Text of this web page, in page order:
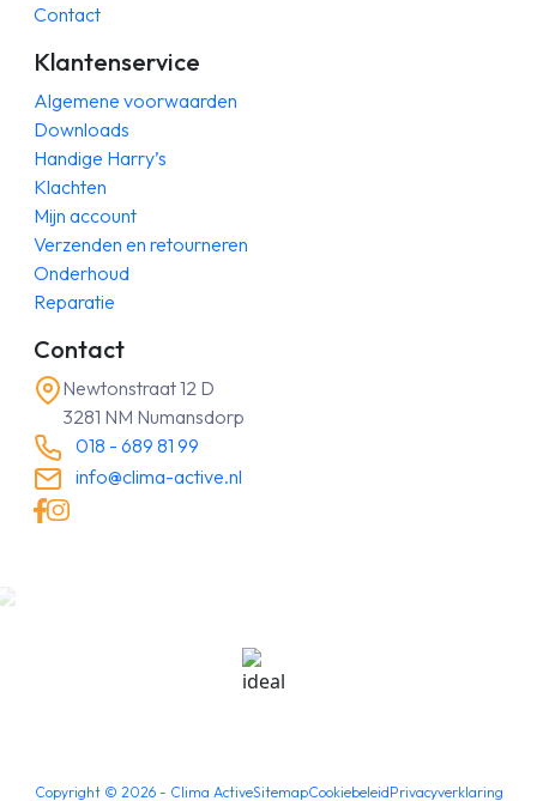
Contact
Klantenservice
Algemene voorwaarden
Downloads
Handige Harry’s
Klachten
Mijn account
Verzenden en retourneren
Onderhoud
Reparatie
Contact
Newtonstraat 12 D
3281 NM Numansdorp
018 - 689 81 99
info@clima-active.nl
Copyright © 2026- Clima ActiveSitemapCookiebeleidPrivacyverklaring